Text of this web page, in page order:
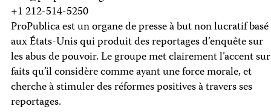
+1 212-514-5250
ProPublica est un organe de presse à but non lucratif basé
aux États-Unis qui produit des reportages d’enquête sur
les abus de pouvoir. Le groupe met clairement l’accent sur
faits qu’il considère comme ayant une force morale, et
cherche à stimuler des réformes positives à travers ses
reportages.